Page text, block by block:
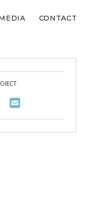
CONTACT